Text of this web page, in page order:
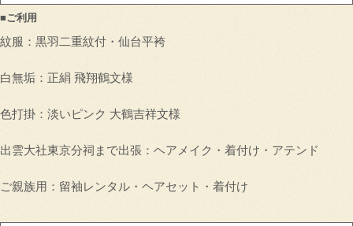
■ご利用
紋服：黒羽二重紋付・仙台平袴
白無垢：正絹 飛翔鶴文様
色打掛：淡いピンク 大鶴吉祥文様
出雲大社東京分祠まで出張：ヘアメイク・着付け・アテンド
ご親族用：留袖レンタル・ヘアセット・着付け